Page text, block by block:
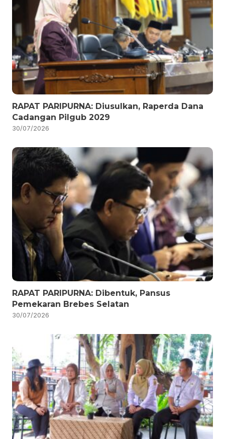
RAPAT PARIPURNA: Diusulkan, Raperda Dana
Cadangan Pilgub 2029
30/07/2026
RAPAT PARIPURNA: Dibentuk, Pansus
Pemekaran Brebes Selatan
30/07/2026